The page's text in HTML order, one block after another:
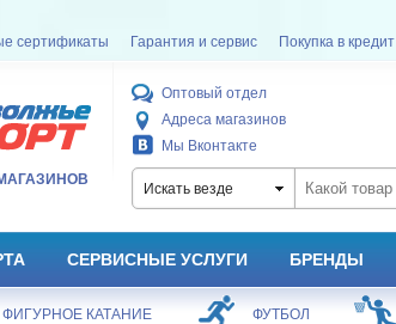
сертификаты Гарантия и сервис Покупка в кредит
Оптовый отдел
Адреса магазинов
Мы Вконтакте
Искать везде
СЕРВИСНЫЕ УСЛУГИ БРЕНДЫ
ФИГУРНОЕ КАТАНИЕ ФУТБОЛ